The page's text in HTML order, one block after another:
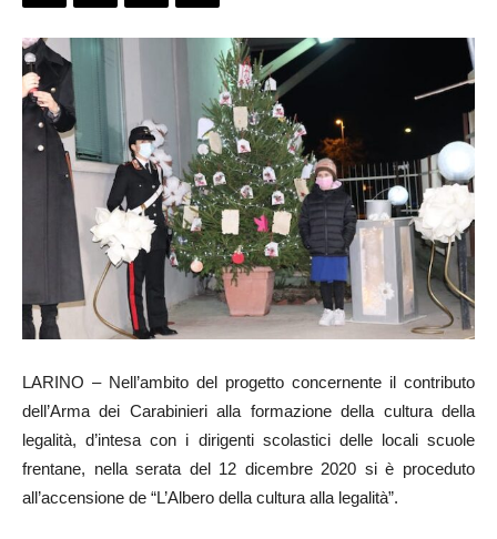
LARINO – Nell’ambito del progetto concernente il contributo
dell’Arma dei Carabinieri alla formazione della cultura della
legalità, d’intesa con i dirigenti scolastici delle locali scuole
frentane, nella serata del 12 dicembre 2020 si è proceduto
all’accensione de “L’Albero della cultura alla legalità”.